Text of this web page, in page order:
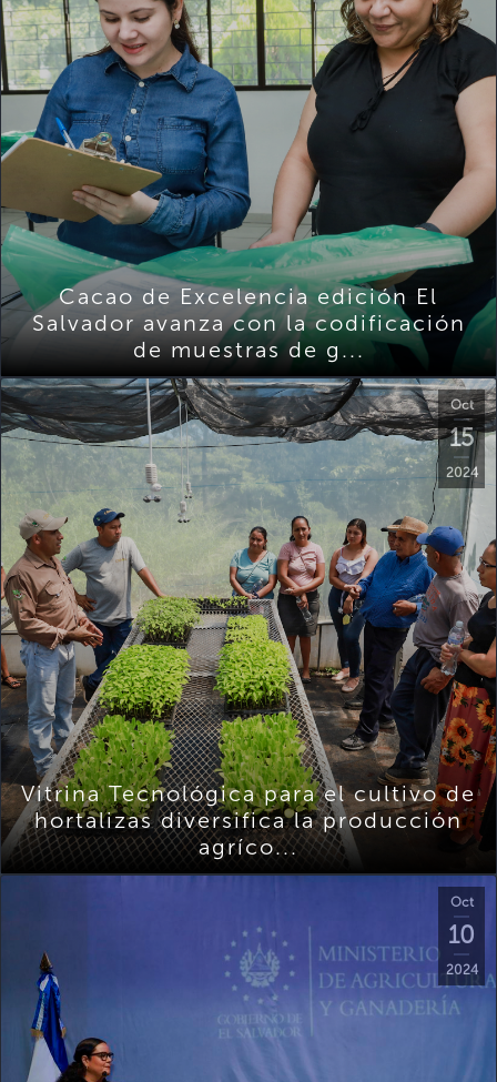
Cacao de Excelencia edición El
Salvador avanza con la codificación
de muestras de g...
Oct
15
2024
Vitrina Tecnológica para el cultivo de
hortalizas diversifica la producción
agríco...
Oct
10
2024